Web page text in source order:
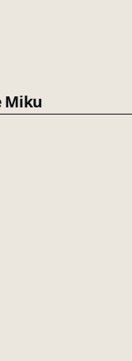
Miku